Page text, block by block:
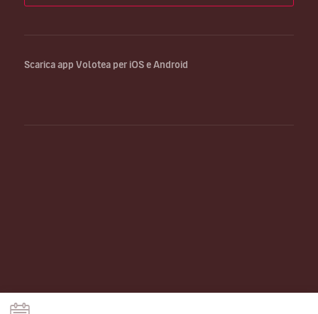
Scarica app Volotea per iOS e Android